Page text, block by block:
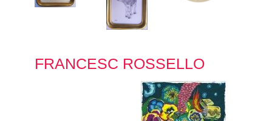
FRANCESC ROSSELLO